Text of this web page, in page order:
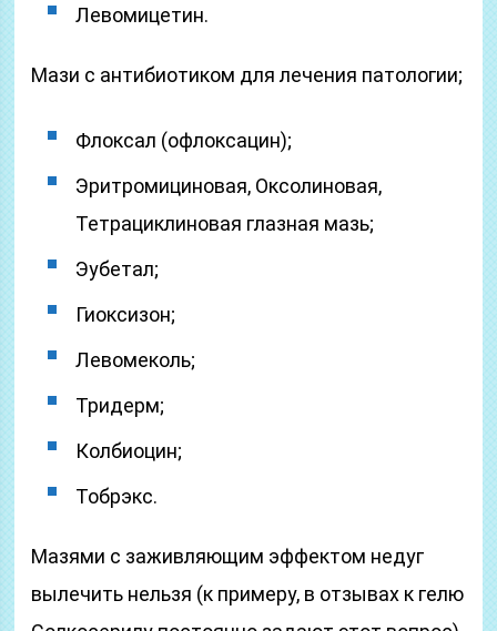
Левомицетин.
Мази с антибиотиком для лечения патологии;
Флоксал (офлоксацин);
Эритромициновая, Оксолиновая,
Тетрациклиновая глазная мазь;
Эубетал;
Гиоксизон;
Левомеколь;
Тридерм;
Колбиоцин;
Тобрэкс.
Мазями с заживляющим эффектом недуг
вылечить нельзя (к примеру, в отзывах к гелю